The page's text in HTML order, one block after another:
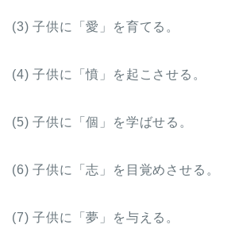
(3) 子供に「愛」を育てる。
(4) 子供に「憤」を起こさせる。
(5) 子供に「個」を学ばせる。
(6) 子供に「志」を目覚めさせる。
(7) 子供に「夢」を与える。